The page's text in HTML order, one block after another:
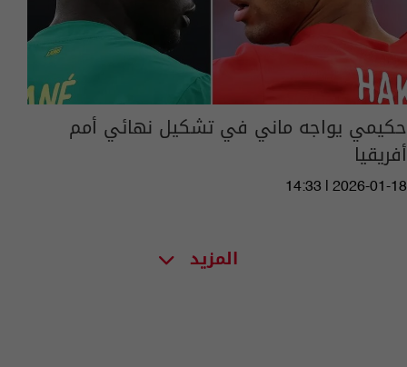
حكيمي يواجه ماني في تشكيل نهائي أمم
أفريقيا
14:33 | 2026-01-18
المزيد